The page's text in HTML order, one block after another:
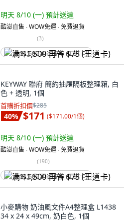
明天 8/10 (一) 預計送達
酷澎直售 ∙ WOW免運 ∙ 免費退貨
(3)
满 $1,500 再省 $75 (王道卡)
KEYWAY 聯府 簡約抽屜隔板整理箱, 白
色 + 透明, 1個
首購折扣價$285
40% $171 ($171.00/1個)
明天 8/10 (一) 預計送達
酷澎直售 ∙ WOW免運 ∙ 免費退貨
(190)
满 $1,500 再省 $75 (王道卡)
小麥購物 奶油風文件A4整理盒 L1438
34 x 24 x 49cm, 奶白色, 1個